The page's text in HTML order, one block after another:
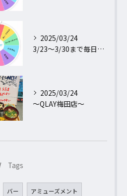
2025/03/24
3/23〜3/30まで毎日行われるフォロー＆リポストキャンペ...
2025/03/24
〜QLAY梅田店〜
Tags
バー アミューズメント